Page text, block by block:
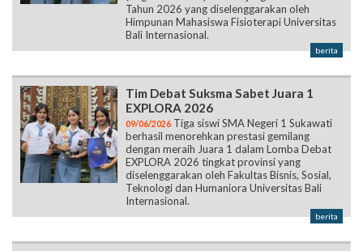
Tahun 2026 yang diselenggarakan oleh
Himpunan Mahasiswa Fisioterapi Universitas
Bali Internasional.
berita
Tim Debat Suksma Sabet Juara 1
EXPLORA 2026
09/06/2026 Tiga siswi SMA Negeri 1 Sukawati
berhasil menorehkan prestasi gemilang
dengan meraih Juara 1 dalam Lomba Debat
EXPLORA 2026 tingkat provinsi yang
diselenggarakan oleh Fakultas Bisnis, Sosial,
Teknologi dan Humaniora Universitas Bali
Internasional.
berita